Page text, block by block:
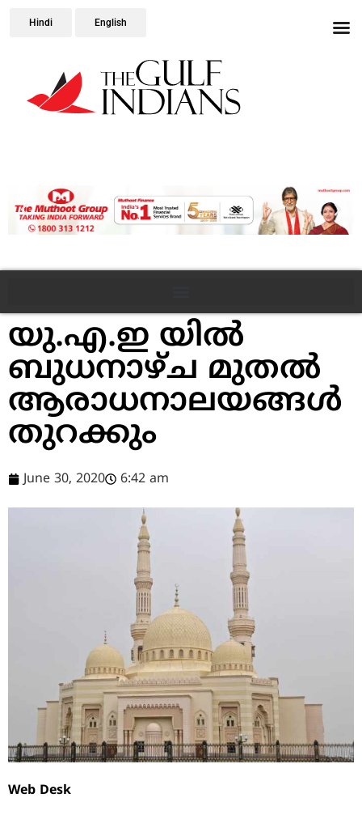
Hindi English
യു.എ.ഇ യില്‍
ബുധനാഴ്ച മുതല്‍
ആരാധനാലയങ്ങള്‍
തുറക്കും
June 30, 2020 6:42 am
Web Desk